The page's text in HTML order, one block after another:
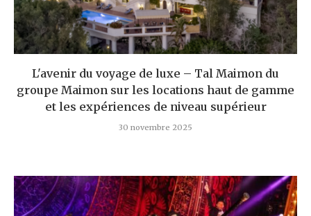
L'avenir du voyage de luxe – Tal Maimon du
groupe Maimon sur les locations haut de gamme
et les expériences de niveau supérieur
30 novembre 2025